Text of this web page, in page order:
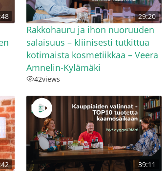
29:20
Rakkohauru ja ihon nuoruuden
salaisuus – kliinisesti tutkittua
kotimaista kosmetiikkaa – Veera
Amnelin-Kylämäki
42views
39:11
tärkein
Verisuonet priimakuntoon – näin
tuet verenkiertoa ruuan voimalla –
Hanna Voutilainen